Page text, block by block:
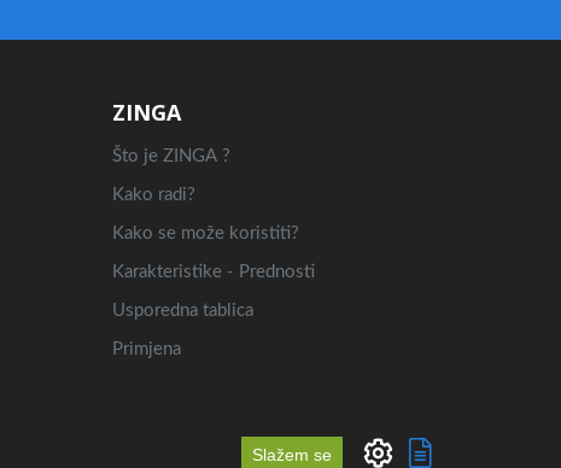
ZINGA
Što je ZINGA ?
Kako radi?
Kako se može koristiti?
Karakteristike - Prednosti
Usporedna tablica
Primjena
Slažem se